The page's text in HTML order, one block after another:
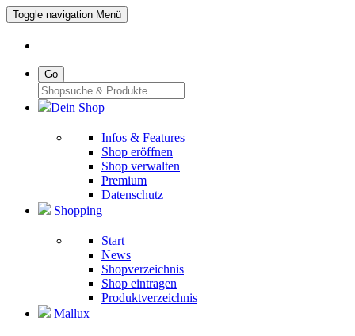
Toggle navigation Menü
Go
Dein Shop
Infos & Features
Shop eröffnen
Shop verwalten
Premium
Datenschutz
Shopping
Start
News
Shopverzeichnis
Shop eintragen
Produktverzeichnis
Mallux